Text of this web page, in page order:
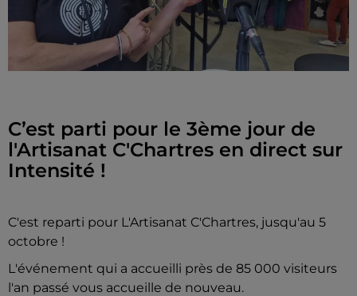
C’est parti pour le 3ème jour de
l'Artisanat C'Chartres en direct sur
Intensité !
C'est reparti pour L'Artisanat C'Chartres, jusqu'au 5
octobre !
L'événement qui a accueilli près de 85 000 visiteurs
l'an passé vous accueille de nouveau.